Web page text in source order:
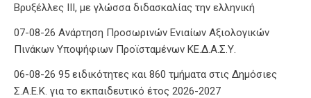
Βρυξέλλες ΙΙΙ, με γλώσσα διδασκαλίας την ελληνική
07-08-26 Ανάρτηση Προσωρινών Ενιαίων Αξιολογικών
Πινάκων Υποψήφιων Προϊσταμένων ΚΕ.Δ.Α.Σ.Υ.
06-08-26 95 ειδικότητες και 860 τμήματα στις Δημόσιες
Σ.Α.Ε.Κ. για το εκπαιδευτικό έτος 2026-2027